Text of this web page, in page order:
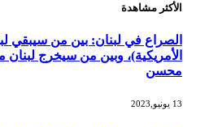
الأكثر مشاهدة
الصراع في لبنان: بين من سيبقي
الأمريكية)، وبين من سيخرج لبنان
محسن
13 يونيو,2023